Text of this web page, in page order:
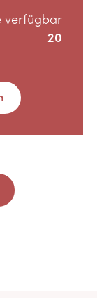
verfügbar
20